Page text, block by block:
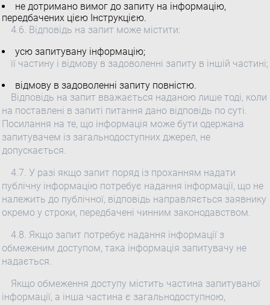
не дотримано вимог до запиту на інформацію,
передбачених цією Інструкцією.
4.6. Відповідь на запит може містити:
усю запитувану інформацію;
її частину і відмову в задоволенні запиту в іншій частині;
відмову в задоволенні запиту повністю.
Відповідь на запит вважається наданою лише тоді, коли
на поставлені в запиті питання дано відповідь по суті.
Посилання на те, що інформація може бути одержана
запитувачем із загальнодоступних джерел, не
допускається.
4.7. У разі якщо запит поряд із проханням надати
публічну інформацію потребує надання інформації, що не
належить до публічної, відповідь направляється заявнику
окремо у строки, передбачені чинним законодавством.
4.8. Якщо запит потребує надання інформації з
обмеженим доступом, така інформація запитувачу не
надається.
Якщо обмеження доступу містить частина запитуваної
інформації, а інша частина є загальнодоступною,